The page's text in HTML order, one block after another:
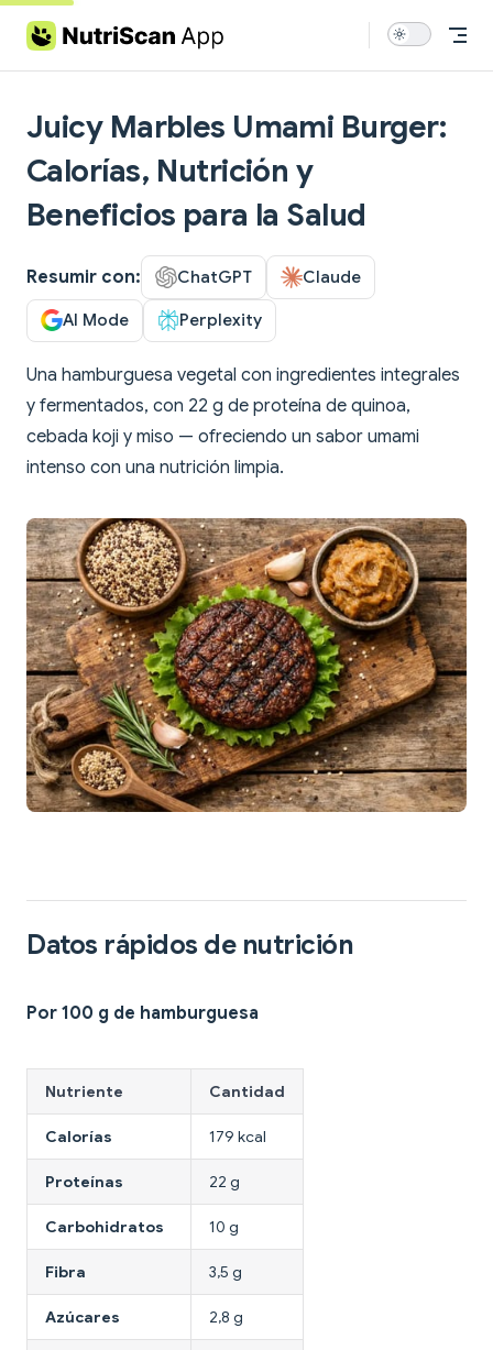
Skip to content
Juicy Marbles Umami Burger:
Calorías, Nutrición y
Beneficios para la Salud
Resumir con: ChatGPT Claude
AI Mode Perplexity
Una hamburguesa vegetal con ingredientes integrales
y fermentados, con 22 g de proteína de quinoa,
cebada koji y miso — ofreciendo un sabor umami
intenso con una nutrición limpia.
Datos rápidos de nutrición
Por 100 g de hamburguesa
Nutriente Cantidad
Calorías 179 kcal
Proteínas 22 g
Carbohidratos 10 g
Fibra 3,5 g
Azúcares 2,8 g